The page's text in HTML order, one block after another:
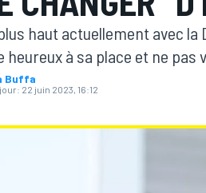
haut actuellement avec
heureux à sa place et ne pas
Buffa
22 juin 2023, 16:12